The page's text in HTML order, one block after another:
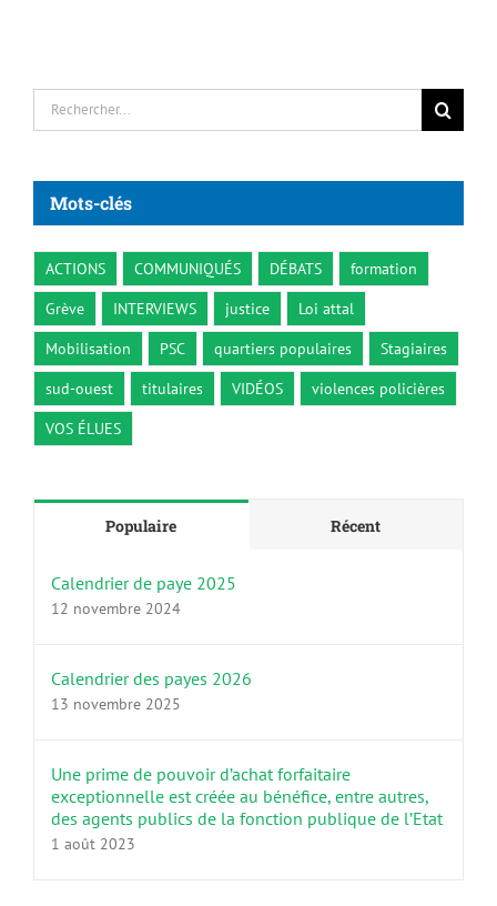
Rechercher:
Mots-clés
ACTIONS COMMUNIQUÉS DÉBATS
formation
Grève
INTERVIEWS justice
Loi attal
Mobilisation
PSC quartiers populaires
Stagiaires
sud-ouest
titulaires VIDÉOS
violences policières
VOS ÉLUES
Populaire Récent
Calendrier de paye 2025
12 novembre 2024
Calendrier des payes 2026
13 novembre 2025
Une prime de pouvoir d’achat forfaitaire
exceptionnelle est créée au bénéfice, entre autres,
des agents publics de la fonction publique de l’Etat
1 août 2023